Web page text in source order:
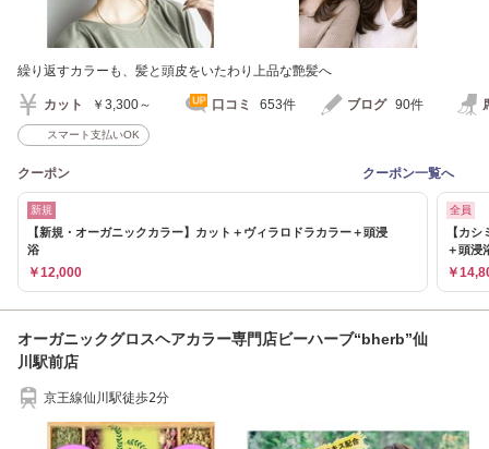
繰り返すカラーも、髪と頭皮をいたわり上品な艶髪へ
カット ￥3,300～ 口コミ 653件 ブログ 90件
スマート支払いOK
クーポン クーポン一覧へ
新規
【新規・オーガニックカラー】カット＋ヴィラロドラカラー＋頭浸
浴
￥12,000
全員
【カ
＋頭浸
￥
オーガニックグロスヘアカラー専門店ビーハーブ“bherb”仙
川駅前店
京王線仙川駅徒歩2分